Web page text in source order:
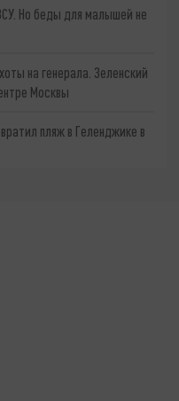
Но беды для малышей не
на генерала. Зеленский
Москвы
пляж в Геленджике в